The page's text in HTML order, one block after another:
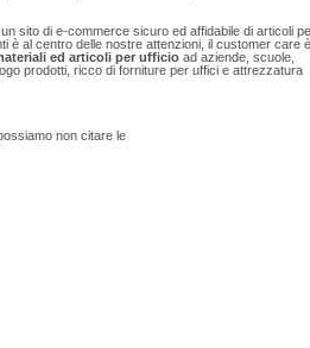
sito di e-commerce sicuro ed affidabile di articoli
è al centro delle nostre attenzioni, il customer care è
ed articoli per ufficioad aziende, scuole,
prodotti, ricco di forniture per uffici e attrezzatura
non citare le